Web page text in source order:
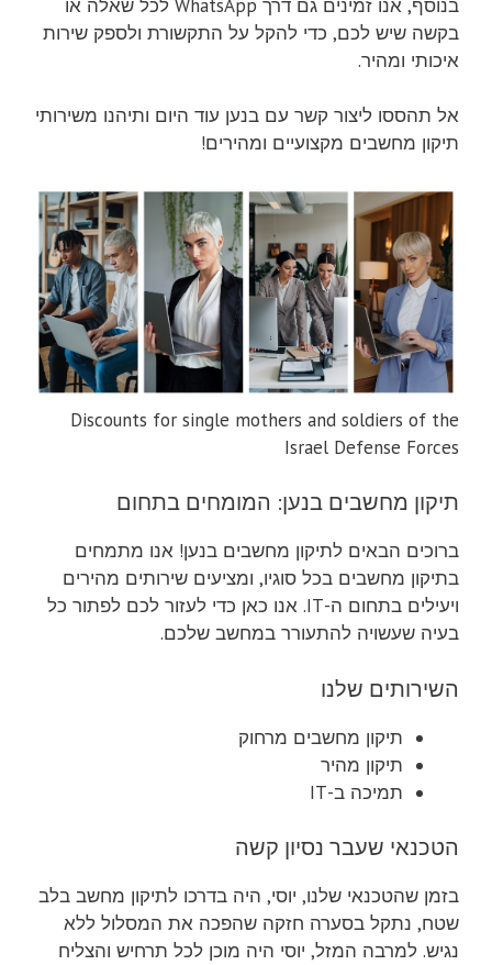
בנוסף, אנו זמינים גם דרך WhatsApp לכל שאלה או
בקשה שיש לכם, כדי להקל על התקשורת ולספק שירות
איכותי ומהיר.
אל תהססו ליצור קשר עם בנען עוד היום ותיהנו משירותי
תיקון מחשבים מקצועיים ומהירים!
Discounts for single mothers and soldiers of the
Israel Defense Forces
תיקון מחשבים בנען: המומחים בתחום
ברוכים הבאים לתיקון מחשבים בנען! אנו מתמחים
בתיקון מחשבים בכל סוגיו, ומציעים שירותים מהירים
ויעילים בתחום ה-IT. אנו כאן כדי לעזור לכם לפתור כל
בעיה שעשויה להתעורר במחשב שלכם.
השירותים שלנו
תיקון מחשבים מרחוק
תיקון מהיר
תמיכה ב-IT
הטכנאי שעבר נסיון קשה
בזמן שהטכנאי שלנו, יוסי, היה בדרכו לתיקון מחשב בלב
שטח, נתקל בסערה חזקה שהפכה את המסלול ללא
נגיש. למרבה המזל, יוסי היה מוכן לכל תרחיש והצליח